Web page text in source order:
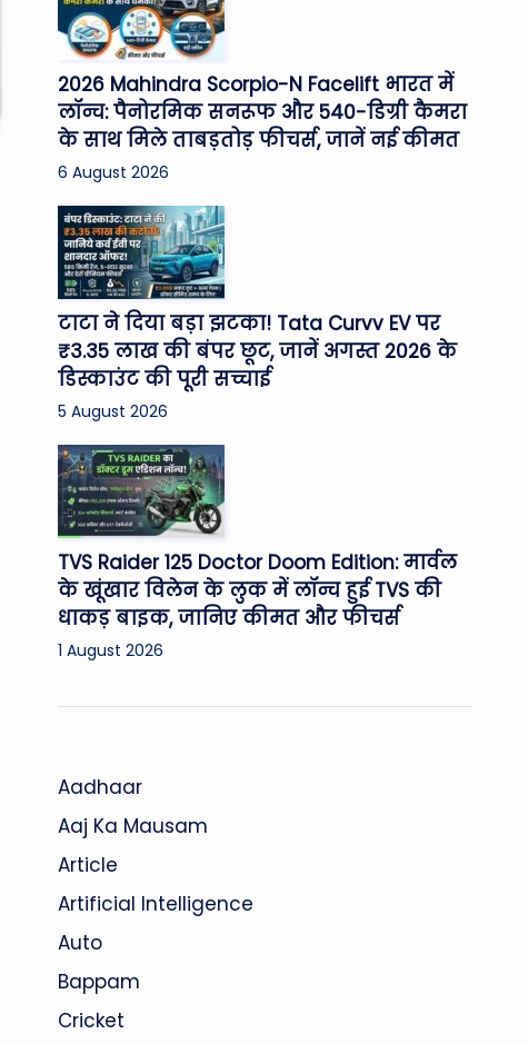
2026 Mahindra Scorpio-N Facelift भारत में
लॉन्च: पैनोरमिक सनरूफ और 540-डिग्री कैमरा
के साथ मिले ताबड़तोड़ फीचर्स, जानें नई कीमत
6 August 2026
टाटा ने दिया बड़ा झटका! Tata Curvv EV पर
₹3.35 लाख की बंपर छूट, जानें अगस्त 2026 के
डिस्काउंट की पूरी सच्चाई
5 August 2026
TVS Raider 125 Doctor Doom Edition: मार्वल
के खूंखार विलेन के लुक में लॉन्च हुई TVS की
धाकड़ बाइक, जानिए कीमत और फीचर्स
1 August 2026
Aadhaar
Aaj Ka Mausam
Article
Artificial Intelligence
Auto
Bappam
Cricket